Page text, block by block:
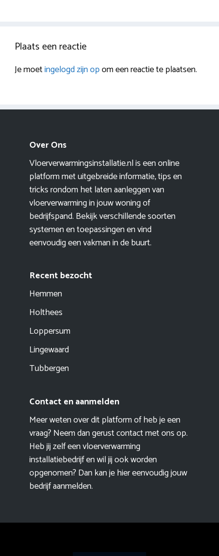
Plaats een reactie
Je moetingelogd zijn opom een reactie te plaatsen.
Over Ons
Vloerverwarmingsinstallatie.nl is een online
platform met uitgebreide informatie, tips en
tricks rondom het laten aanleggen van
vloerverwarming in jouw woning of
bedrijfspand. Bekijk verschillende soorten
systemen en toepassingen en vind
eenvoudig een vakman in de buurt.
Recent bezocht
Hemmen
Holthees
Loppersum
Lingewaard
Tubbergen
Contact en aanmelden
Meer weten over dit platform of heb je een
vraag? Neem dan gerust contact met ons op.
Heb jij zelf een vloerverwarming
installatiebedrijf en wil jij ook worden
opgenomen? Dan kan je hier eenvoudigjouw
bedrijf aanmelden.